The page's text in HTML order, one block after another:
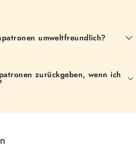
umweltfreundlich?
zurückgeben, wenn ich